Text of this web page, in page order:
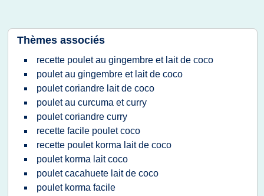
Thèmes associés
recette poulet au gingembre et lait de coco
poulet au gingembre et lait de coco
poulet coriandre lait de coco
poulet au curcuma et curry
poulet coriandre curry
recette facile poulet coco
recette poulet korma lait de coco
poulet korma lait coco
poulet cacahuete lait de coco
poulet korma facile